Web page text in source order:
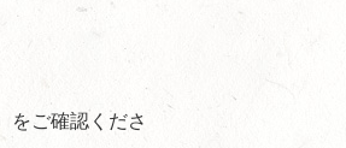
をご確認くださ